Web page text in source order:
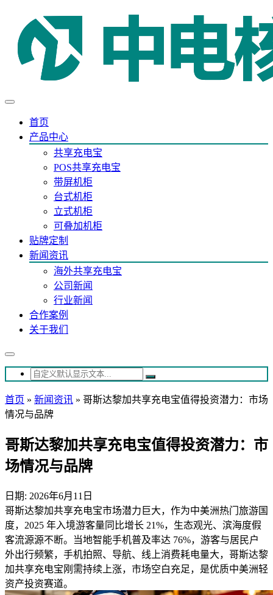
首页
产品中心
共享充电宝
POS共享充电宝
带屏机柜
台式机柜
立式机柜
可叠加机柜
贴牌定制
新闻资讯
海外共享充电宝
公司新闻
行业新闻
合作案例
关于我们
首页 » 新闻资讯 » 哥斯达黎加共享充电宝值得投资潜力：市场
情况与品牌
哥斯达黎加共享充电宝值得投资潜力：市
场情况与品牌
日期: 2026年6月11日
哥斯达黎加共享充电宝市场潜力巨大，作为中美洲热门旅游国
度，2025 年入境游客量同比增长 21%，生态观光、滨海度假
客流源源不断。当地智能手机普及率达 76%，游客与居民户
外出行频繁，手机拍照、导航、线上消费耗电量大，哥斯达黎
加共享充电宝刚需持续上涨，市场空白充足，是优质中美洲轻
资产投资赛道。